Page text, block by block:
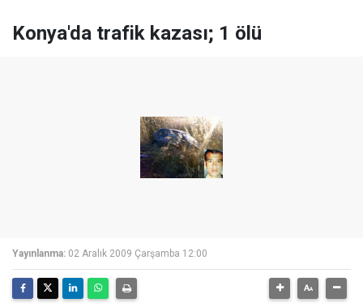
Konya'da trafik kazası; 1 ölü
Yayınlanma: 02 Aralık 2009 Çarşamba 12:00